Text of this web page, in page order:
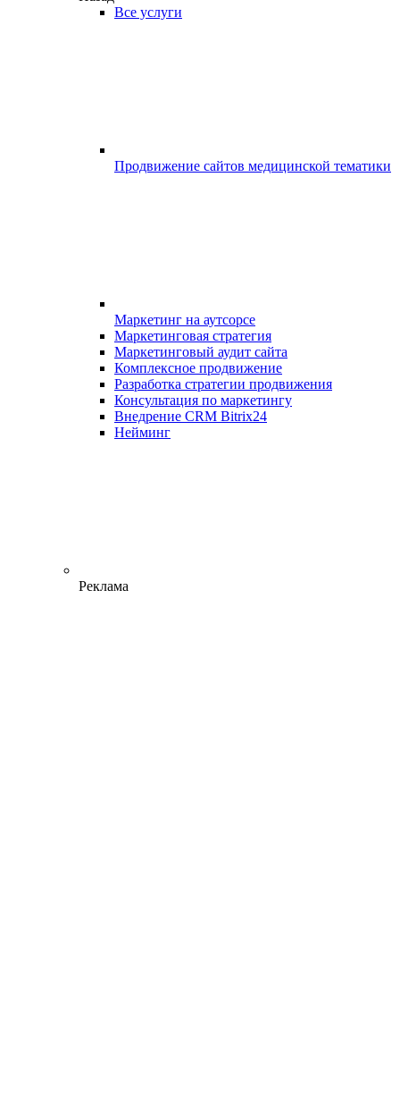
Все услуги
Продвижение сайтов медицинской тематики
Маркетинг на аутсорсе
Маркетинговая стратегия
Маркетинговый аудит сайта
Комплексное продвижение
Разработка стратегии продвижения
Консультация по маркетингу
Внедрение CRM Bitrix24
Нейминг
Реклама